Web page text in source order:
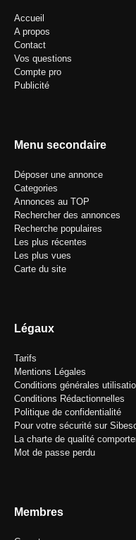
Accueil
A propos
Contact
Vos questions
Compte pro
Publicité
Menu secondaire
Déposer une annonce
Categories
Annonces au TOP
Rechercher des annonces
Recherche populaires
Les plus récentes
Les plus vues
Carte du site
Légaux
Tarifs
Mentions Légales
Conditions générales
Conditions Rédactionnelles
Politique de confidentialité
Pour votre sécurité sur
La charte de qualité
Mot de passe perdu
Membres